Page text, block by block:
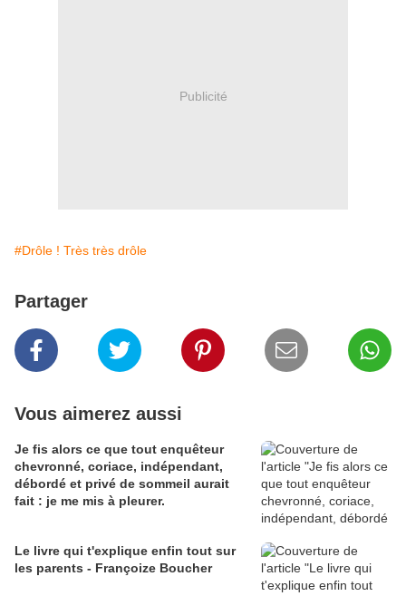
Publicité
#Drôle ! Très très drôle
Partager
Vous aimerez aussi
Je fis alors ce que tout enquêteur
chevronné, coriace, indépendant,
débordé et privé de sommeil aurait
fait : je me mis à pleurer.
Le livre qui t'explique enfin tout sur
les parents - Françoize Boucher